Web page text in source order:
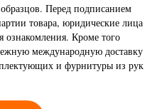
Перед подписанием
товара, юридические лица
ознакомления. Кроме того
международную доставку
и фурнитуры из рук